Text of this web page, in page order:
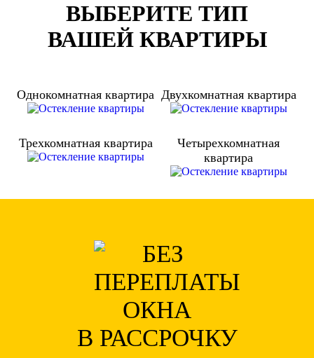
ВЫБЕРИТЕ ТИП
ВАШЕЙ КВАРТИРЫ
Однокомнатная квартира Двухкомнатная квартира
Трехкомнатная квартира
Четырехкомнатная
квартира
ОКНА
В РАССРОЧКУ